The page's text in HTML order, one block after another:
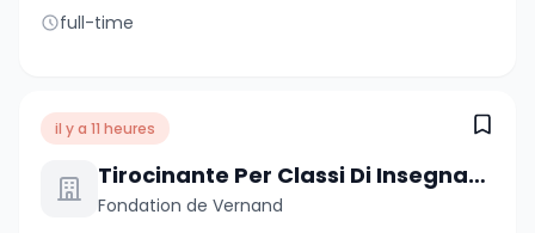
full-time
il y a 11 heures
Tirocinante Per Classi Di Insegnamento Specializzato
Fondation de Vernand